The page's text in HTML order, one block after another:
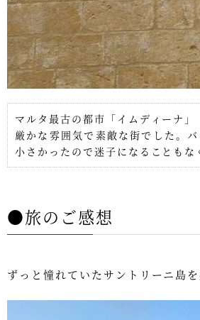
マルタ最古の都市「イムディーナ」
厳かな雰囲気で素敵な街でした。
小さかったので迷子になることもな
●旅のご感想
ずっと憧れていたサントリーニ島